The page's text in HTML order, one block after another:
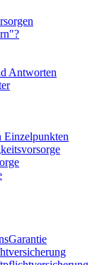
Antworten